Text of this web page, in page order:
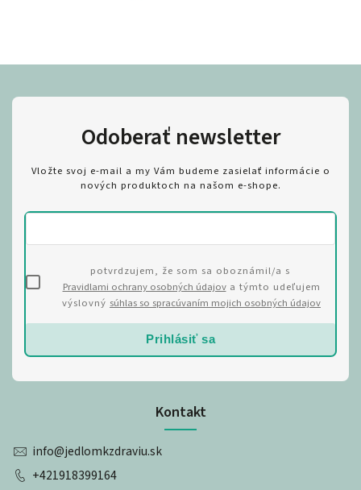
Kontakt
info@jedlomkzdraviu.sk
+421918399164
Odoberať newsletter
Vložte svoj e-mail a my Vám budeme zasielať informácie o
nových produktoch na našom e-shope.
potvrdzujem, že som sa oboznámil/a s
Pravidlami ochrany osobných údajova týmto udeľujem
výslovný súhlas so spracúvaním mojich osobných údajov
Prihlásiť sa